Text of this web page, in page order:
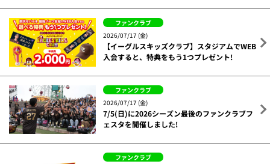
ファンクラブ
2026/07/17 (金)
【イーグルスキッズクラブ】スタジアムでWEB
入会すると、特典をもう1つプレゼント!
ファンクラブ
2026/07/17 (金)
7/5(日)に2026シーズン最後のファンクラブフ
ェスタを開催しました!
ファンクラブ